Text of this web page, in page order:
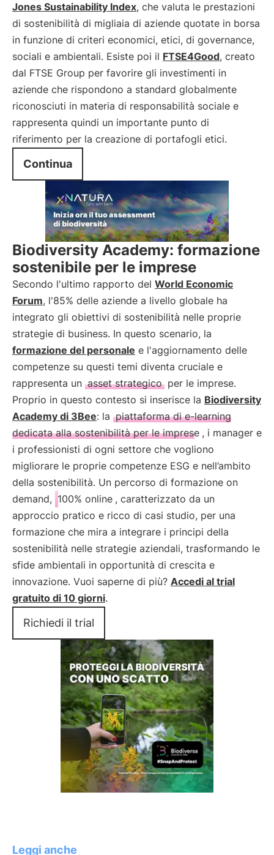
Jones Sustainability Index, che valuta le prestazioni
di sostenibilità di migliaia di aziende quotate in borsa
in funzione di criteri economici, etici, di governance,
sociali e ambientali. Esiste poi il FTSE4Good, creato
dal FTSE Group per favorire gli investimenti in
aziende che rispondono a standard globalmente
riconosciuti in materia di responsabilità sociale e
rappresenta quindi un importante punto di
riferimento per la creazione di portafogli etici.
Continua
Biodiversity Academy: formazione
sostenibile per le imprese
Secondo l'ultimo rapporto del World Economic
Forum, l'85% delle aziende a livello globale ha
integrato gli obiettivi di sostenibilità nelle proprie
strategie di business. In questo scenario, la
formazione del personale e l'aggiornamento delle
competenze su questi temi diventa cruciale e
rappresenta un asset strategico per le imprese.
Proprio in questo contesto si inserisce la Biodiversity
Academy di 3Bee: la piattaforma di e-learning
dedicata alla sostenibilità per le imprese , i manager e
i professionisti di ogni settore che vogliono
migliorare le proprie competenze ESG e nell’ambito
della sostenibilità. Un percorso di formazione on
demand, 100% online , caratterizzato da un
approccio pratico e ricco di casi studio, per una
formazione che mira a integrare i principi della
sostenibilità nelle strategie aziendali, trasformando le
sfide ambientali in opportunità di crescita e
innovazione. Vuoi saperne di più? Accedi al trial
gratuito di 10 giorni.
Richiedi il trial
Leggi anche